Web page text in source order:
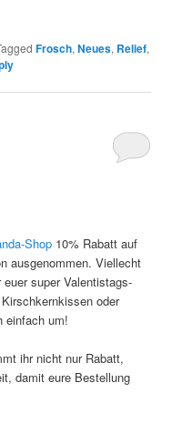
Frosch,Neues, Relief,
Shop 10% Rabatt auf
ausgenommen. Viellecht
super Valentistags-
oder
einfach um!
ihr nicht nur Rabatt,
damit eure Bestellung